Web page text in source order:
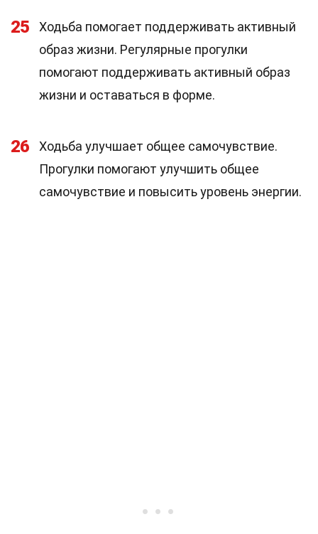
25
Ходьба помогает поддерживать активный
образ жизни. Регулярные прогулки
помогают поддерживать активный образ
жизни и оставаться в форме.
26
Ходьба улучшает общее самочувствие.
Прогулки помогают улучшить общее
самочувствие и повысить уровень энергии.